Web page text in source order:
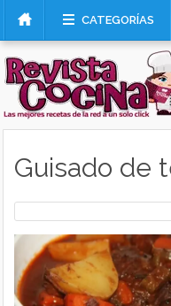
CATEGORÍAS
Guisado de